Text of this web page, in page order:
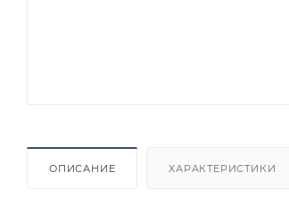
ОПИСАНИЕ ХАРАКТЕРИСТИКИ